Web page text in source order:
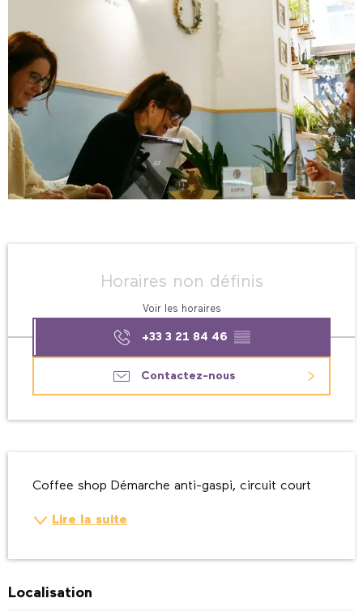
Horaires non définis
Voir les horaires
+33 3 21 84 46 ▒▒
Contactez-nous
Coffee shop Démarche anti-gaspi, circuit court
Lire la suite
Localisation